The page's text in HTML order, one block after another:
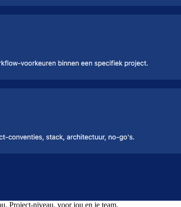
Project-niveau, voor jou en je team.